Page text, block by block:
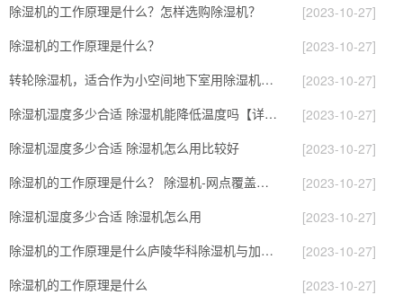
除湿机的工作原理是什么？怎样选购除湿机？
[2023-10-27]
除湿机的工作原理是什么？
[2023-10-27]
转轮除湿机，适合作为小空间地下室用除湿机使用么？
[2023-10-27]
除湿机湿度多少合适 除湿机能降低温度吗【详解】
[2023-10-27]
除湿机湿度多少合适 除湿机怎么用比较好
[2023-10-27]
除湿机的工作原理是什么？ 除湿机-网点覆盖全国-专
[2023-10-27]
除湿机湿度多少合适 除湿机怎么用
[2023-10-27]
除湿机的工作原理是什么庐陵华科除湿机与加热器除湿有什么区别
[2023-10-27]
除湿机的工作原理是什么
[2023-10-27]